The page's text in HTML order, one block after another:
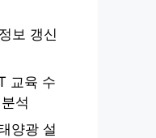
보 갱신
교육 수
석
양광 설